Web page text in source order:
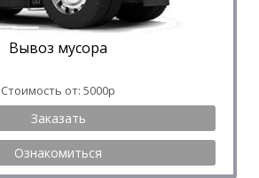
Вывоз мусора
Стоимость от: 5000р
Заказать
Ознакомиться